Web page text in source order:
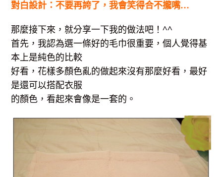
對白設計：不要再誇了，我會笑得合不攏嘴…
那麼接下來，就分享一下我的做法吧！^^
首先，我認為選一條好的毛巾很重要，個人覺得基
本上是純色的比較
好看，花樣多顏色亂的做起來沒有那麼好看，最好
是還可以搭配衣服
的顏色，看起來會像是一套的。